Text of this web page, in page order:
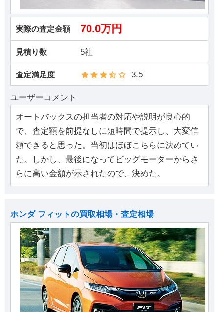
実際の査定金額 70.0万円
見積り数 5社
査定満足度 3.5
ユーザーコメント
オートバックスの担当者の対応や説明が良心的
で、査定額を前提なしに短時間で提示し、大変信
頼できると思った。当初はほぼこちらに決めてい
た。しかし、最後になってビッグモーターからさ
らに高い金額が示されたので、決めた。
ホンダ フィットの買取相場・査定相場